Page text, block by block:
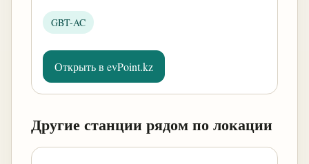
GBT-AC
Открыть в evPoint.kz
Другие станции рядом по локации